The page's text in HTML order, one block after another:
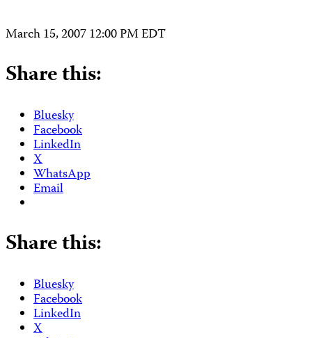
March 15, 2007 12:00 PM EDT
Share this:
Bluesky
Facebook
LinkedIn
X
WhatsApp
Email
Share this:
Bluesky
Facebook
LinkedIn
X